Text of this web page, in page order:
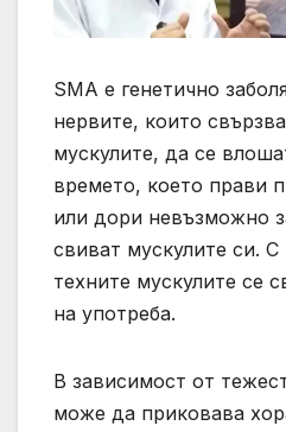
SMA е генетично
нервите, които
мускулите, да се
времето, което прави
или дори невъзможно
свиват мускулите си.
техните мускулите се
на употреба.
В зависимост от
може да приковава